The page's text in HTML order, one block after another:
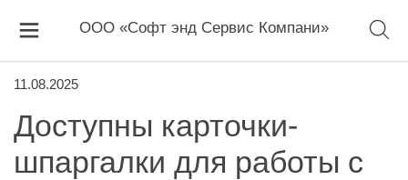
ООО «Софт энд Сервис Компани»
11.08.2025
Доступны карточки-
шпаргалки для работы с